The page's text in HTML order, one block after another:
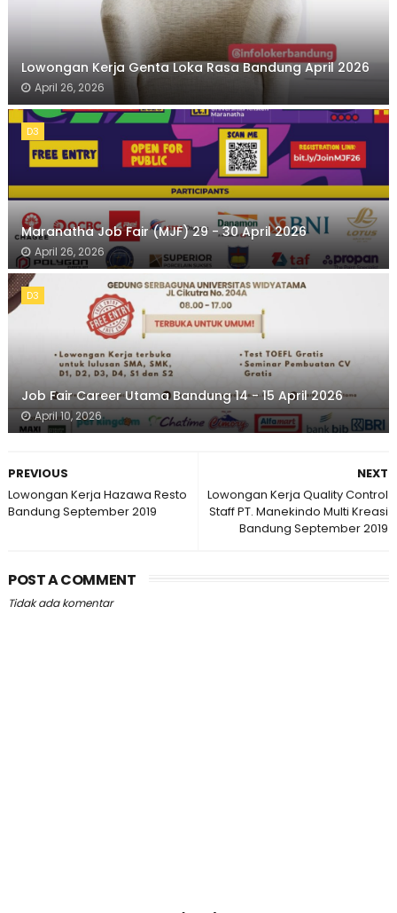
Lowongan Kerja Genta Loka Rasa Bandung April 2026
April 26, 2026
D3
Maranatha Job Fair (MJF) 29 - 30 April 2026
April 26, 2026
D3
Job Fair Career Utama Bandung 14 - 15 April 2026
April 10, 2026
NEXT
Lowongan Kerja Quality Control
Staff PT. Manekindo Multi Kreasi
Bandung September 2019
PREVIOUS
Lowongan Kerja Hazawa Resto
Bandung September 2019
POST A COMMENT
Tidak ada komentar